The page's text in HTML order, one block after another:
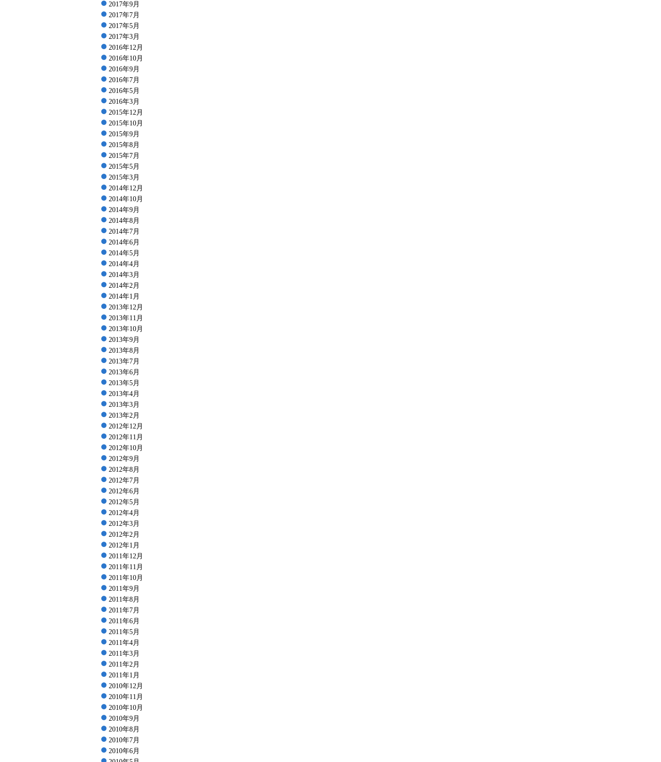
2017年9月
2017年7月
2017年5月
2017年3月
2016年12月
2016年10月
2016年9月
2016年7月
2016年5月
2016年3月
2015年12月
2015年10月
2015年9月
2015年8月
2015年7月
2015年5月
2015年3月
2014年12月
2014年10月
2014年9月
2014年8月
2014年7月
2014年6月
2014年5月
2014年4月
2014年3月
2014年2月
2014年1月
2013年12月
2013年11月
2013年10月
2013年9月
2013年8月
2013年7月
2013年6月
2013年5月
2013年4月
2013年3月
2013年2月
2012年12月
2012年11月
2012年10月
2012年9月
2012年8月
2012年7月
2012年6月
2012年5月
2012年4月
2012年3月
2012年2月
2012年1月
2011年12月
2011年11月
2011年10月
2011年9月
2011年8月
2011年7月
2011年6月
2011年5月
2011年4月
2011年3月
2011年2月
2011年1月
2010年12月
2010年11月
2010年10月
2010年9月
2010年8月
2010年7月
2010年6月